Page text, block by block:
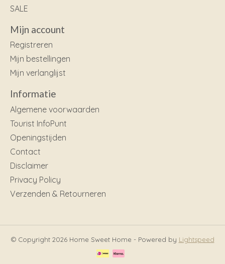
SALE
Mijn account
Registreren
Mijn bestellingen
Mijn verlanglijst
Informatie
Algemene voorwaarden
Tourist InfoPunt
Openingstijden
Contact
Disclaimer
Privacy Policy
Verzenden & Retourneren
© Copyright 2026 Home Sweet Home - Powered by Lightspeed